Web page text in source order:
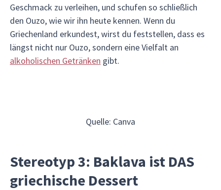
Geschmack zu verleihen, und schufen so schließlich
den Ouzo, wie wir ihn heute kennen. Wenn du
Griechenland erkundest, wirst du feststellen, dass es
längst nicht nur Ouzo, sondern eine Vielfalt an
alkoholischen Getränken gibt.
Quelle: Canva
Stereotyp 3: Baklava ist DAS
griechische Dessert